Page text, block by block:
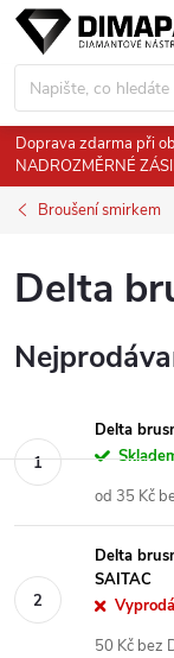
Přejít
obsah
Doprava zdarma při
NADROZMĚRNÉ
Broušení smirkem
Delta
Delta
od 35 Kč
Delta
SAITAC
50 Kč bez